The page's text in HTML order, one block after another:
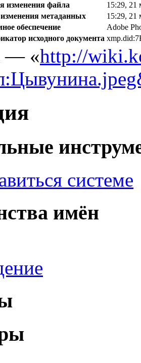
изменения файла
15:29, 21
изменения метаданных
15:29, 21
обеспечение
Adobe
исходного документа
— «http://
системе
имён